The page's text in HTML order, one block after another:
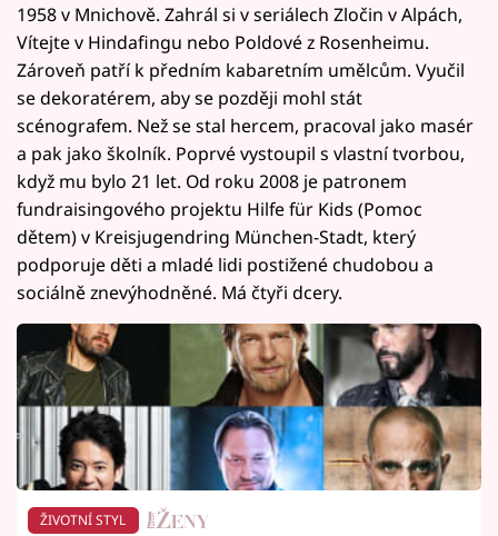
1958 v Mnichově. Zahrál si v seriálech Zločin v Alpách,
Vítejte v Hindafingu nebo Poldové z Rosenheimu.
Zároveň patří k předním kabaretním umělcům. Vyučil
se dekoratérem, aby se později mohl stát
scénografem. Než se stal hercem, pracoval jako masér
a pak jako školník. Poprvé vystoupil s vlastní tvorbou,
když mu bylo 21 let. Od roku 2008 je patronem
fundraisingového projektu Hilfe für Kids (Pomoc
dětem) v Kreisjugendring München-Stadt, který
podporuje děti a mladé lidi postižené chudobou a
sociálně znevýhodněné. Má čtyři dcery.
ŽIVOTNÍ STYL